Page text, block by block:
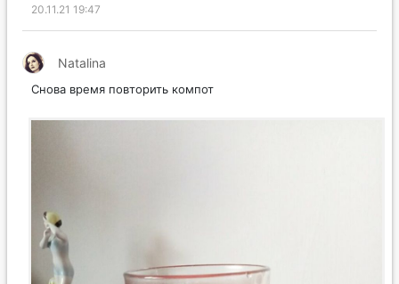
20.11.21 19:47
Natalina
Снова время повторить компот